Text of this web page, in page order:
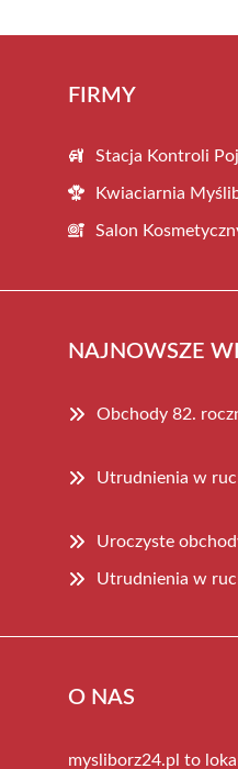
FIRMY
Stacja Kontroli
Kwiaciarnia
Salon
NAJNOWSZE
Obchody 82.
Utrudnienia w
Uroczyste
Utrudnienia w
O NAS
mysliborz24.pl to